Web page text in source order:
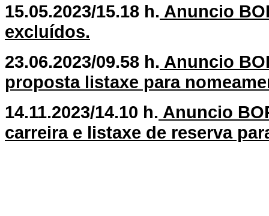
15.05.2023/15.18 h. Anuncio
excluídos.
23.06.2023/09.58 h. Anuncio
proposta listaxe para
14.11.2023/14.10 h. Anuncio
carreira e listaxe de reserva